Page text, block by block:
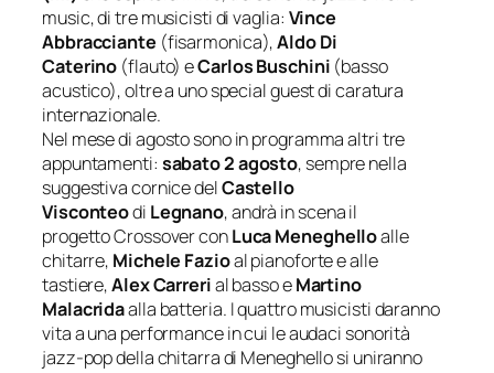
music, di tre musicisti di vaglia: Vince
Abbracciante (fisarmonica),Aldo Di
Caterino (flauto) eCarlosBuschini (basso
acustico), oltre a uno special guest di caratura
internazionale.
Nel mese di agosto sono in programma altri tre
appuntamenti: sabato 2 agosto, sempre nella
suggestiva cornice delCastello
Visconteodi Legnano, andrà in scena il
progettoCrossoverconLuca Meneghelloalle
chitarre, Michele Fazioal pianoforte e alle
tastiere,Alex Carrerial basso eMartino
Malacridaalla batteria. I quattro musicisti daranno
vita a una performance in cui le audaci sonorità
jazz-pop della chitarra di Meneghello si uniranno